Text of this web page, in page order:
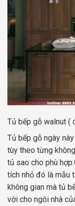
Tủ bếp gỗ walnut (
Tủ bếp gỗ ngày
tùy theo từng
tủ sao cho phù
tích nhỏ đó là mẫu
không gian mà tủ
vời cho ngôi nhà